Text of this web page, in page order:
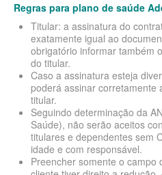
CRUZ AZUL PLANO DE SAÚDE
CUIDAR ME PLANO DE SAÚDE
GNDI PLANO DE SAÚDE FAMILIAR
GARANTIA GS PLANO DE SAÚDE
INTERCLINICAS PLANO DE SAÚDE
KIPP PLANO DE SAÚDE FAMILIAR
Regras para plano de saúde
Titular: a assinatura do
exatamente igual ao
obrigatório informar também
do titular.
Caso a assinatura esteja
poderá assinar corretamente
titular.
Seguindo determinação da
Saúde), não serão aceitos
titulares e dependentes sem
idade e com responsável.
Preencher somente o campo